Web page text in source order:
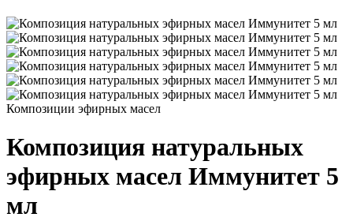
Композиции эфирных масел
Композиция натуральных
эфирных масел Иммунитет 5
мл